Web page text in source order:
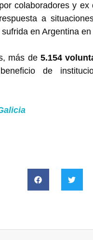
colaboradores y
a
en Argentina
más de 5.154
de